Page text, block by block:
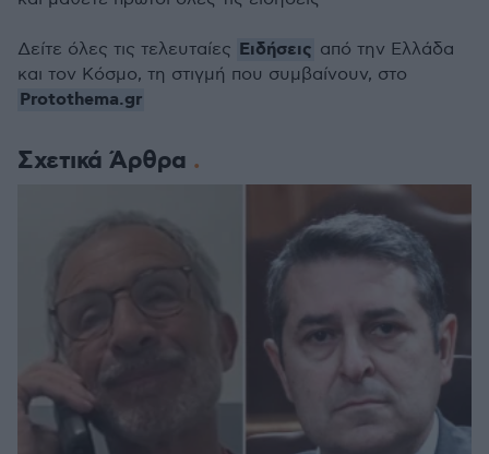
Σχετικά Άρθρα
Δείτε όλες τις τελευταίες Ειδήσεις από την Ελλάδα
και τον Κόσμο, τη στιγμή που συμβαίνουν, στο
Protothema.gr